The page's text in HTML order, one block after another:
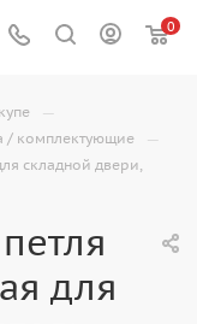
0
—
/ комплектующие —
складной двери,
для